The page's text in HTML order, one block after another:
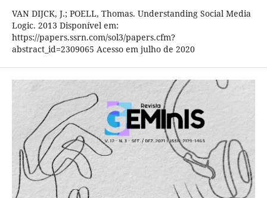
VAN DIJCK, J.; POELL, Thomas. Understanding Social Media
Logic. 2013 Disponível em:
https://papers.ssrn.com/sol3/papers.cfm?
abstract_id=2309065 Acesso em julho de 2020